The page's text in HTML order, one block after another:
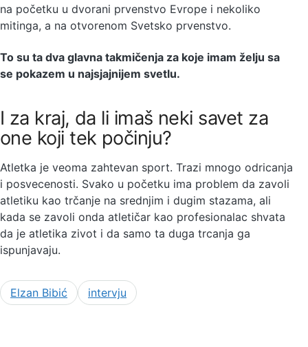
na početku u dvorani prvenstvo Evrope i nekoliko
mitinga, a na otvorenom Svetsko prvenstvo.
To su ta dva glavna takmičenja za koje imam želju sa
se pokazem u najsjajnijem svetlu.
I za kraj, da li imaš neki savet za
one koji tek počinju?
Atletka je veoma zahtevan sport. Trazi mnogo odricanja
i posvecenosti. Svako u početku ima problem da zavoli
atletiku kao trčanje na srednjim i dugim stazama, ali
kada se zavoli onda atletičar kao profesionalac shvata
da je atletika zivot i da samo ta duga trcanja ga
ispunjavaju.
Elzan Bibić intervju